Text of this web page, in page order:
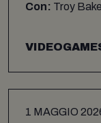
Con: Troy
1 MAGGIO